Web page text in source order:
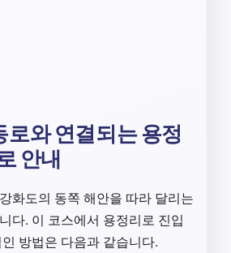
로와 연결되는 용정
안내
화도의 동쪽 해안을 따라 달리는
다. 이 코스에서 용정리로 진입
방법은 다음과 같습니다.